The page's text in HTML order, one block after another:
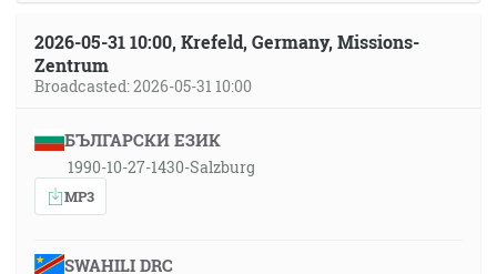
2026-05-31 10:00, Krefeld, Germany, Missions-
Zentrum
Broadcasted: 2026-05-31 10:00
БЪЛГАРСКИ ЕЗИК
1990-10-27-1430-Salzburg
MP3
SWAHILI DRC